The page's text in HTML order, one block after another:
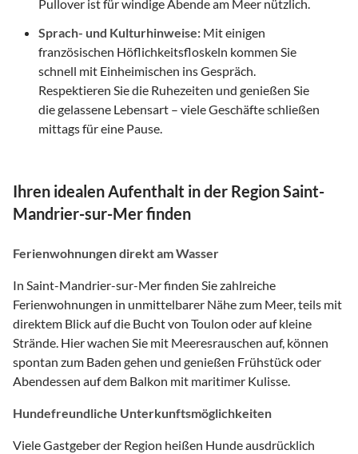
Pullover ist für windige Abende am Meer nützlich.
Sprach- und Kulturhinweise: Mit einigen
französischen Höflichkeitsfloskeln kommen Sie
schnell mit Einheimischen ins Gespräch.
Respektieren Sie die Ruhezeiten und genießen Sie
die gelassene Lebensart – viele Geschäfte schließen
mittags für eine Pause.
Ihren idealen Aufenthalt in der Region Saint-
Mandrier-sur-Mer finden
Ferienwohnungen direkt am Wasser
In Saint-Mandrier-sur-Mer finden Sie zahlreiche
Ferienwohnungen in unmittelbarer Nähe zum Meer, teils mit
direktem Blick auf die Bucht von Toulon oder auf kleine
Strände. Hier wachen Sie mit Meeresrauschen auf, können
spontan zum Baden gehen und genießen Frühstück oder
Abendessen auf dem Balkon mit maritimer Kulisse.
Hundefreundliche Unterkunftsmöglichkeiten
Viele Gastgeber der Region heißen Hunde ausdrücklich